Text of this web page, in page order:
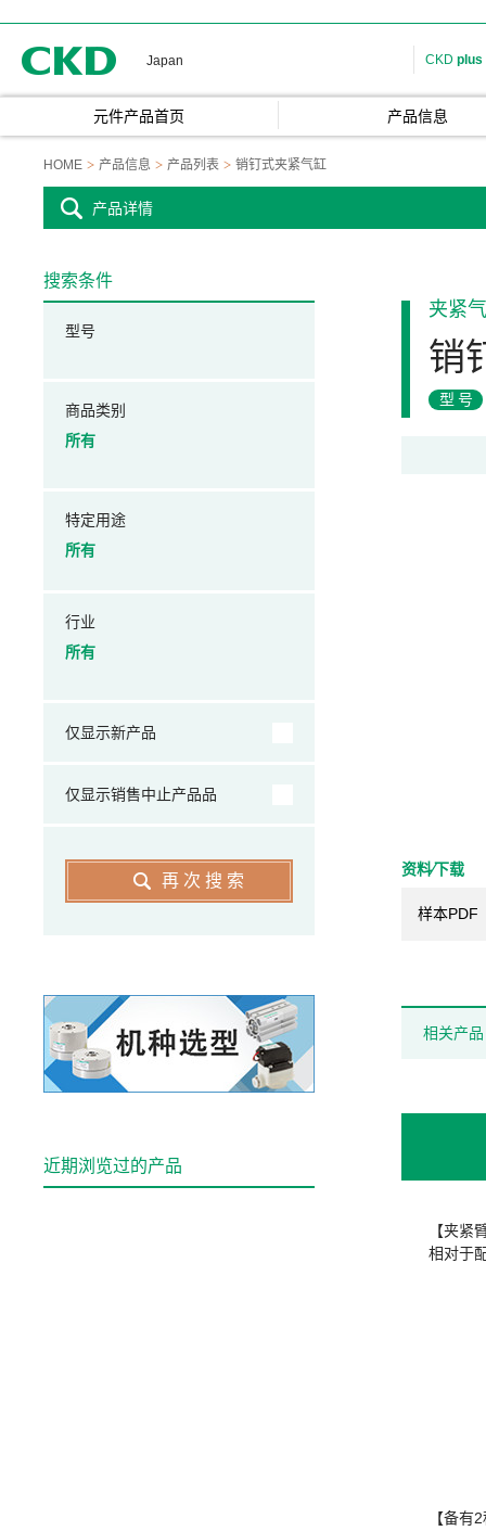
Japan CKD plus
元件产品首页 产品信息
HOME 产品信息 产品列表 销钉式夹紧气缸
产品详情
夹紧
销
型号
资料⁄下载
样本PDF
相关产品
【夹紧
相对于
【备有
搜索条件
型号
商品类别
所有
特定用途
所有
行业
所有
仅显示新产品
仅显示销售中止产品品
再次搜索
近期浏览过的产品